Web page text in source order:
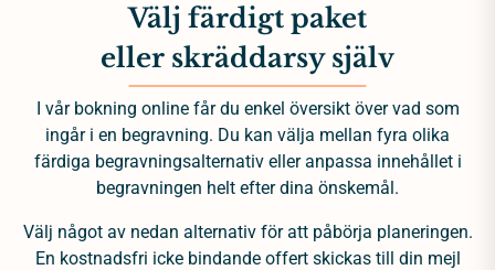
Välj färdigt paket
eller skräddarsy själv
I vår bokning online får du enkel översikt över vad som
ingår i en begravning. Du kan välja mellan fyra olika
färdiga begravningsalternativ eller anpassa innehållet i
begravningen helt efter dina önskemål.
Välj något av nedan alternativ för att påbörja planeringen.
En kostnadsfri icke bindande offert skickas till din mejl